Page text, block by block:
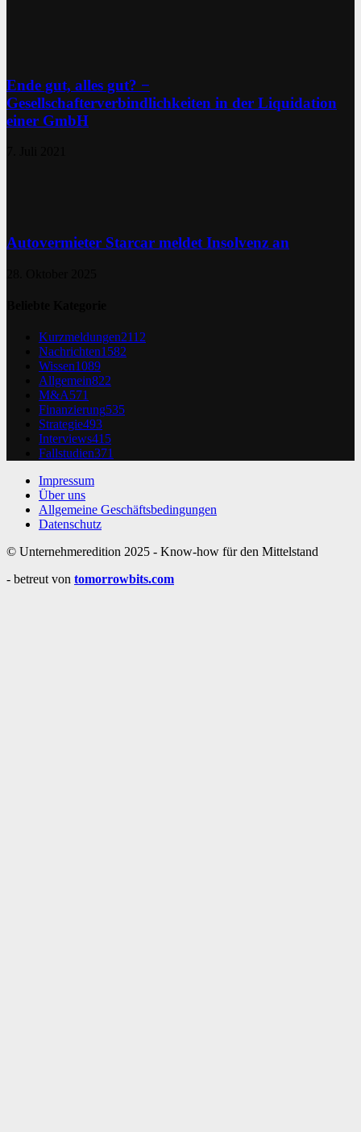
Ende gut, alles gut? −
Gesellschafterverbindlichkeiten in der Liquidation
einer GmbH
Autovermieter Starcar meldet Insolvenz an
Kurzmeldungen2112
Nachrichten1582
Wissen1089
Allgemein822
M&A571
Finanzierung535
Strategie493
Interviews415
Fallstudien371
Impressum
Über uns
Allgemeine Geschäftsbedingungen
Datenschutz
© Unternehmeredition 2025 - Know-how für den Mittelstand
- betreut von tomorrowbits.com